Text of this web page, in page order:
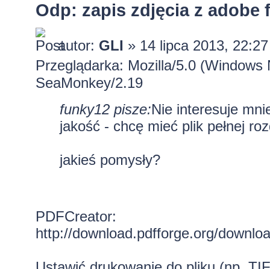
Odp: zapis zdjęcia z adobe
autor: GLI » 14 lipca 2013, 22:27
Przeglądarka: Mozilla/5.0
SeaMonkey/2.19
funky12 pisze:Nie interesuje
jakość - chcę mieć plik pełnej
jakieś pomysły?
PDFCreator:
http://download.pdfforge.org/